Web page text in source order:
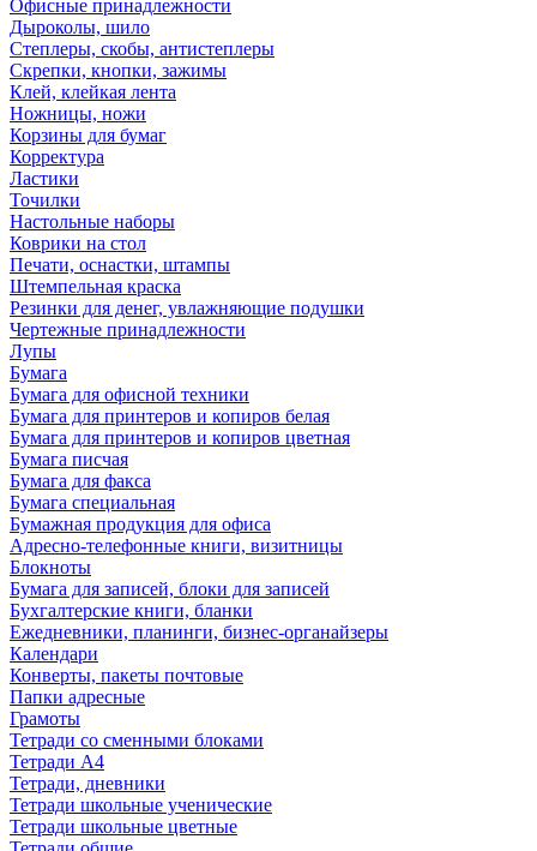
Офисные принадлежности
Дыроколы, шило
Степлеры, скобы, антистеплеры
Скрепки, кнопки, зажимы
Клей, клейкая лента
Ножницы, ножи
Корзины для бумаг
Корректура
Ластики
Точилки
Настольные наборы
Коврики на стол
Печати, оснастки, штампы
Штемпельная краска
Резинки для денег, увлажняющие подушки
Чертежные принадлежности
Лупы
Бумага
Бумага для офисной техники
Бумага для принтеров и копиров белая
Бумага для принтеров и копиров цветная
Бумага писчая
Бумага для факса
Бумага специальная
Бумажная продукция для офиса
Адресно-телефонные книги, визитницы
Блокноты
Бумага для записей, блоки для записей
Бухгалтерские книги, бланки
Ежедневники, планинги, бизнес-органайзеры
Календари
Конверты, пакеты почтовые
Папки адресные
Грамоты
Тетради со сменными блоками
Тетради А4
Тетради, дневники
Тетради школьные ученические
Тетради школьные цветные